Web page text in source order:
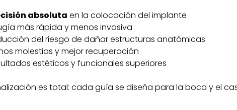
absoluta en la colocación del implante
más rápida y menos invasiva
del riesgo de dañar estructuras anatómicas
molestias y mejor recuperación
estéticos y funcionales superiores
es total: cada guía se diseña para la boca y el